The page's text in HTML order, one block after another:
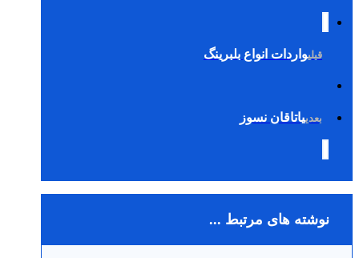
قبلیواردات انواع بلبرینگ
بعدییاتاقان نسوز
نوشته های مرتبط ...